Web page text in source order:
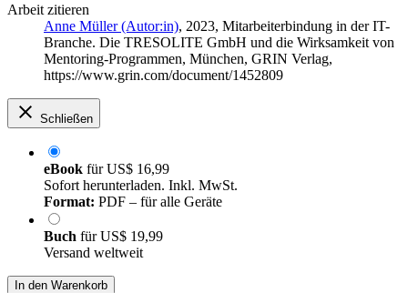
Arbeit zitieren
Anne Müller (Autor:in), 2023, Mitarbeiterbindung in der IT-
Branche. Die TRESOLITE GmbH und die Wirksamkeit von
Mentoring-Programmen, München, GRIN Verlag,
https://www.grin.com/document/1452809
Schließen
eBook fürUS$ 16,99
Sofort herunterladen. Inkl. MwSt.
Format: PDF – für alle Geräte
Buch fürUS$ 19,99
Versand weltweit
In den Warenkorb